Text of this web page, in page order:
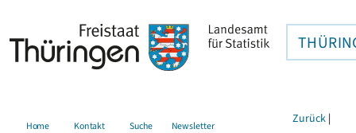
Home Kontakt Suche Newsletter Zurück |